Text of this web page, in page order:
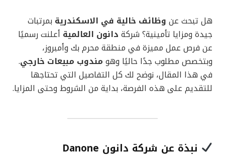
هل تبحث عن وظائف خالية في الاسكندرية بمرتبات
جيدة ومزايا تأمينية؟ شركة دانون العالمية أعلنت رسميًا
عن فرص عمل مميزة في منطقة محرم بك وأمبروز،
وبتخصص مطلوب جدًا حاليًا وهو مندوب مبيعات خارجي.
في هذا المقال، نوضح لك كل التفاصيل التي تحتاجها
للتقديم على هذه الفرصة، بداية من الشروط وحتى المزايا.
نبذة عن شركة دانون Danone